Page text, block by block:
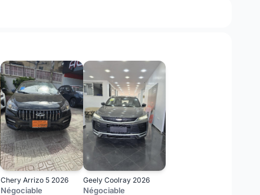
Chery Arrizo 5 2026
Négociable
Geely Coolray 2026
Négociable